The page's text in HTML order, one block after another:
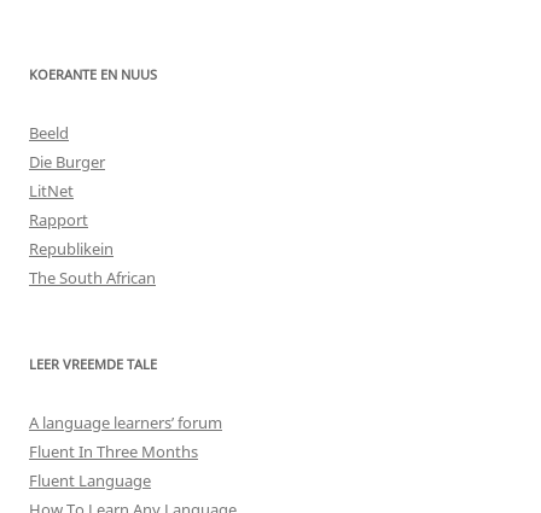
KOERANTE EN NUUS
Beeld
Die Burger
LitNet
Rapport
Republikein
The South African
LEER VREEMDE TALE
A language learners’ forum
Fluent In Three Months
Fluent Language